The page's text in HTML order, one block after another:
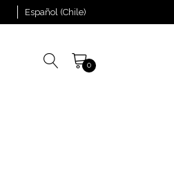
Español (Chile)
0